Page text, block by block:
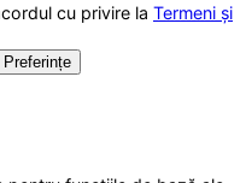
cu privire la Termeni și
Preferințe